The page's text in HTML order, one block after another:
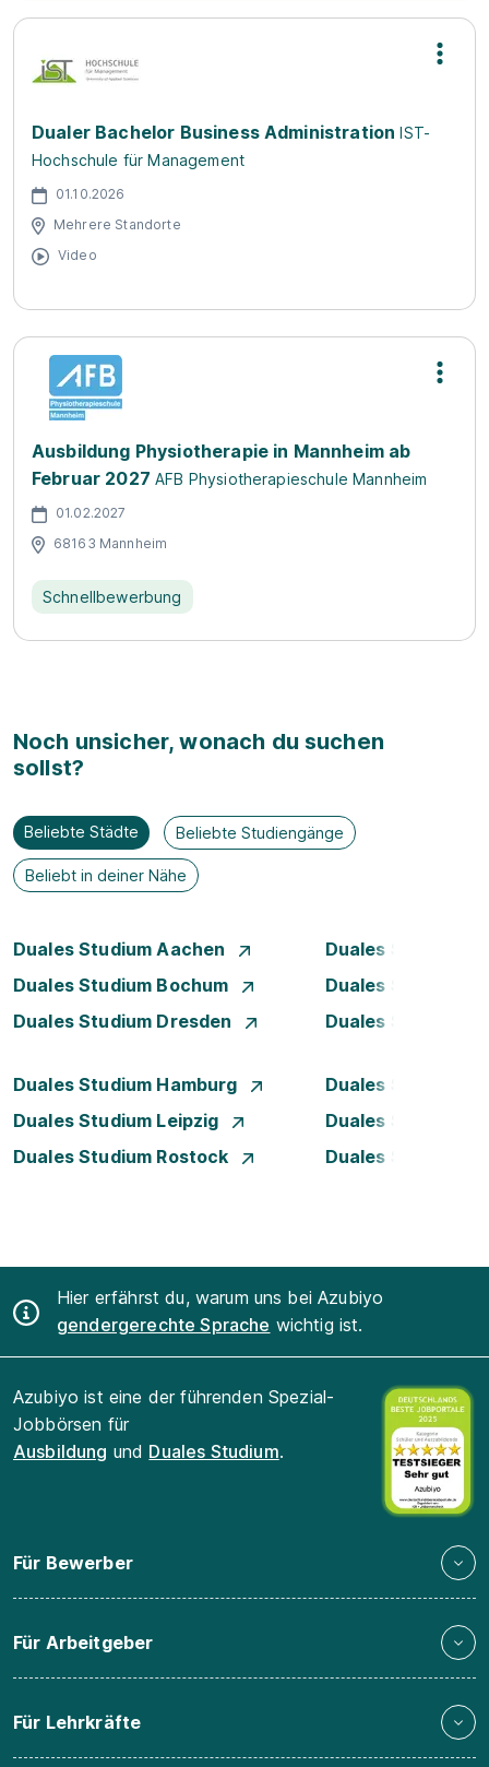
Dualer Bachelor Business Administration IST-
Hochschule für Management
01.10.2026
Mehrere Standorte
Video
Ausbildung Physiotherapie in Mannheim ab
Februar 2027 AFB Physiotherapieschule Mannheim
01.02.2027
68163 Mannheim
Schnellbewerbung
Noch unsicher, wonach du suchen
sollst?
Beliebte Städte Beliebte Studiengänge
Beliebt in deiner Nähe
Duales Studium Aachen
Duales Studium
Duales Studium Bochum
Duales Studium
Duales Studium Dresden
Duales Studium
Duales Studium Hamburg
Duales Studium
Duales Studium Leipzig
Duales Studium
Duales Studium Rostock
Duales Studium
Hier erfährst du, warum uns bei Azubiyo
gendergerechte Sprache wichtig ist.
Azubiyo ist eine der führenden Spezial-
Jobbörsen für
Ausbildung und Duales Studium.
Für Bewerber
Für Arbeitgeber
Für Lehrkräfte